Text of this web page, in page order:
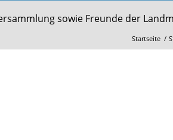
sowie Freunde der
Startseite /